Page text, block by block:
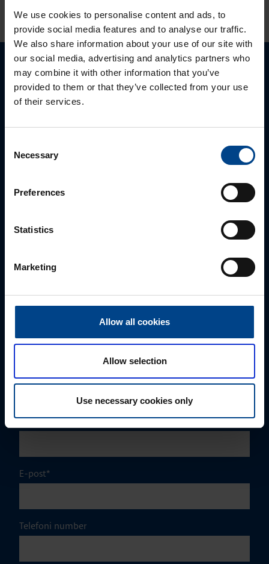
We use cookies to personalise content and ads, to
provide social media features and to analyse our traffic.
We also share information about your use of our site with
our social media, advertising and analytics partners who
may combine it with other information that you’ve
provided to them or that they’ve collected from your use
of their services.
Selection
Necessary
Preferences
Statistics
Marketing
Allow all cookies
Allow selection
Use necessary cookies only
Palun võtke meiega ühendust
MÜÜGIJUHT
+372 56560000
Ettevõte
E-post*
Telefoni number